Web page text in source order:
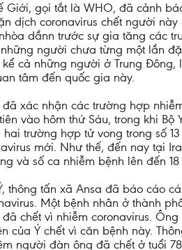
Giới, gọi tắt là WHO, đã cảnh
dịch coronavirus chết người này
dầnn trước sự gia tăng các
người chưa từng một lần
kể cả những người ở Trung Đông,
tâm đến quốc gia này.
đã xác nhận các trường hợp
vào hôm thứ Sáu, trong khi Bộ
trường hợp tử vong trong số
mới. Như thế, đến nay tại
và số ca nhiễm bệnh lên đến
thông tấn xã Ansa đã báo cáo
Một bệnh nhân ở thành
chết vì nhiễm coronavirus. Ông
của Ý chết vì căn bệnh này.
người đàn ông đã chết ở tuổi